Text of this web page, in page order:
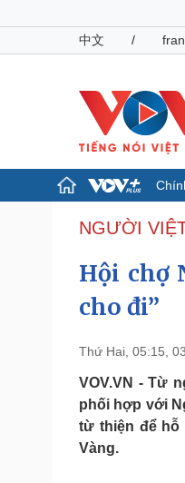
中文
/
Chính trị
Tổ chức nhân sự
Quốc hội
Nhận diện sự thật
Pháp luật
Vụ án
Tin nóng
Tư vấn luật
NGƯỜI
Hội chợ
cho đi”
Thứ Hai, 05:15,
VOV.VN - Từ
phối hợp với
từ thiện để hỗ
Vàng.